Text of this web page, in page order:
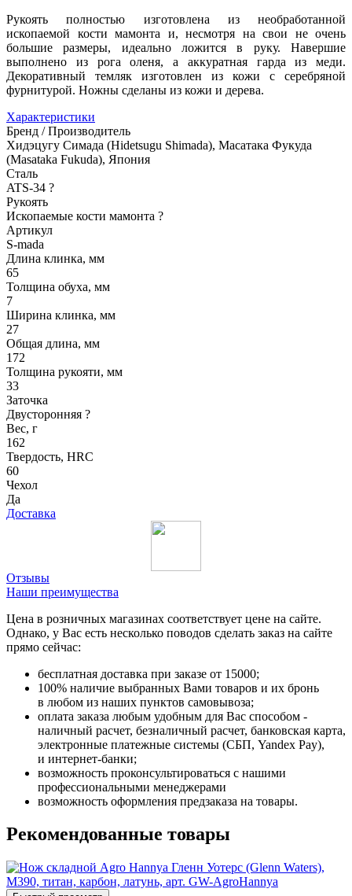
Рукоять полностью изготовлена из необработанной
ископаемой кости мамонта и, несмотря на свои не очень
большие размеры, идеально ложится в руку. Навершие
выполнено из рога оленя, а аккуратная гарда из меди.
Декоративный темляк изготовлен из кожи с серебряной
фурнитурой. Ножны сделаны из кожи и дерева.
Характеристики
Бренд / Производитель
Хидэцугу Симада (Hidetsugu Shimada), Масатака Фукуда
(Masataka Fukuda), Япония
Сталь
ATS-34 ?
Рукоять
Ископаемые кости мамонта ?
Артикул
S-mada
Длина клинка, мм
65
Толщина обуха, мм
7
Ширина клинка, мм
27
Общая длина, мм
172
Толщина рукояти, мм
33
Заточка
Двусторонняя ?
Вес, г
162
Твердость, HRC
60
Чехол
Да
Доставка
Отзывы
Наши преимущества
Цена в розничных магазинах соответствует цене на сайте.
Однако, у Вас есть несколько поводов сделать заказ на сайте
прямо сейчас:
бесплатная доставка при заказе от 15000;
100% наличие выбранных Вами товаров и их бронь
в любом из наших пунктов самовывоза;
оплата заказа любым удобным для Вас способом -
наличный расчет, безналичный расчет, банковская карта,
электронные платежные системы (СБП, Yandex Pay),
и интернет-банки;
возможность проконсультироваться с нашими
профессиональными менеджерами
возможность оформления предзаказа на товары.
Рекомендованные товары